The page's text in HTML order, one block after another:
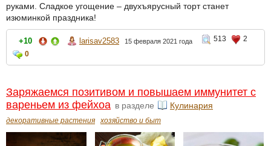
руками. Сладкое угощение – двухъярусный торт станет
изюминкой праздника!
+10 larisav2583 15 февраля 2021 года 513
2
0
Заряжаемся позитивом и повышаем иммунитет с
вареньем из фейхоа в разделе Кулинария
декоративные растения хозяйство и быт